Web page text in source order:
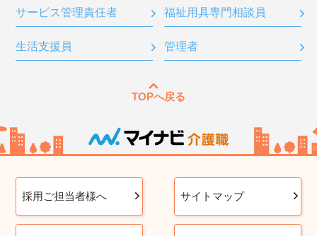
サービス管理責任者 福祉用具専門相談員
生活支援員 管理者
TOPへ戻る
採用ご担当者様へ サイトマップ